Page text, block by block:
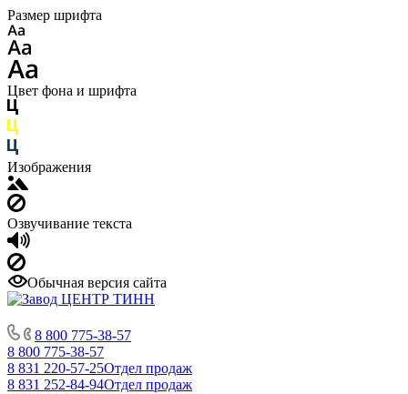
Размер шрифта
Цвет фона и шрифта
Изображения
Озвучивание текста
Обычная версия сайта
8 800 775-38-57
8 800 775-38-57
8 831 220-57-25Отдел продаж
8 831 252-84-94Отдел продаж